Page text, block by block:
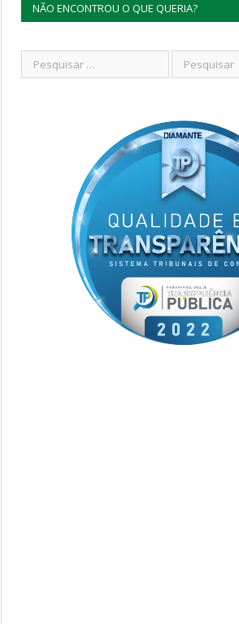
NÃO ENCONTROU O QUE QUERIA?